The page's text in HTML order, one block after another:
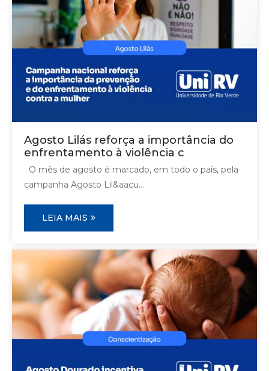
Agosto Lilás reforça a importância do
enfrentamento à violência c
O mês de agosto é marcado, em todo o país, pela
campanha Agosto Lil&aacu...
LEIA MAIS